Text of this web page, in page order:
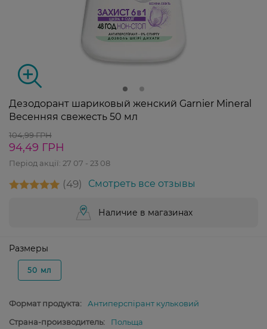
Дезодорант шариковый женский Garnier Mineral
Весенняя свежесть 50 мл
104,99 ГРН
94,49 ГРН
Період акції: 27 07 - 23 08
49 Смотреть все отзывы
Наличие в магазинах
Размеры
50 мл
Формат продукта:
Антиперспірант кульковий
Страна-производитель:
Польща